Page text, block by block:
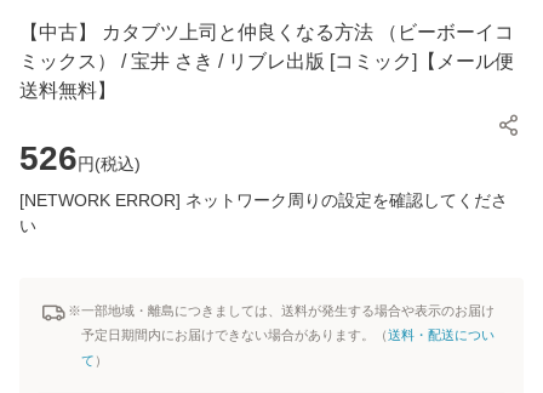
【中古】 カタブツ上司と仲良くなる方法 （ビーボーイコ
ミックス） / 宝井 さき / リブレ出版 [コミック]【メール便
送料無料】
526円(税込)
[NETWORK ERROR] ネットワーク周りの設定を確認してくださ
い
※一部地域・離島につきましては、送料が発生する場合や表示のお届け
予定日期間内にお届けできない場合があります。（送料・配送につい
て ）